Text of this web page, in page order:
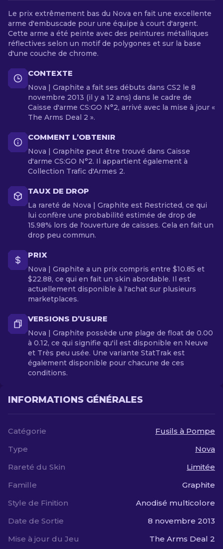
Le prix extrêmement bas du Nova en fait une excellente
arme d'embuscade pour une équipe à court d'argent.
Cette arme a été peinte avec des peintures métalliques
réflectives selon un motif de polygones et sur la base
d'une couche de chrome.
CONTEXTE
Nova | Graphite a fait ses débuts dans CS2 le 8
novembre 2013 (il y a 12 ans) dans le cadre de
Caisse d'arme CS:GO N°2, arrivé avec la mise à jour «
The Arms Deal 2 ».
COMMENT L’OBTENIR
Nova | Graphite peut être trouvé dans Caisse
d'arme CS:GO N°2. Il appartient également à
Collection Trafic d'Armes 2.
TAUX DE DROP
La rareté de Nova | Graphite est Restricted, ce qui
lui confère une probabilité estimée de drop de
15.98% lors de l'ouverture de caisses. Cela en fait un
drop peu commun.
PRIX
Nova | Graphite a un prix compris entre $10.85 et
$22.88, ce qui en fait un skin abordable. Il est
actuellement disponible à l'achat sur plusieurs
marketplaces.
VERSIONS D’USURE
Nova | Graphite possède une plage de float de 0.00
à 0.12, ce qui signifie qu'il est disponible en Neuve
et Très peu usée. Une variante StatTrak est
également disponible pour chacune de ces
conditions.
INFORMATIONS GÉNÉRALES
Catégorie
Fusils à Pompe
Type
Nova
Rareté du Skin
Limitée
Famille
Graphite
Style de Finition
Anodisé multicolore
Date de Sortie
8 novembre 2013
Mise à jour du Jeu
The Arms Deal 2